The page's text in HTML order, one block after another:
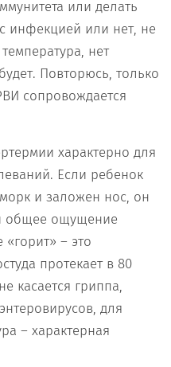
или делать
инфекцией или нет, не
нет
Повторюсь, только
сопровождается
характерно для
Если ребенок
и заложен нос, он
общее ощущение
– это
протекает в 80
касается гриппа,
для
– характерная